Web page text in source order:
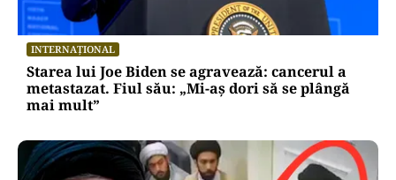
INTERNAȚIONAL
Starea lui Joe Biden se agravează: cancerul a
metastazat. Fiul său: „Mi-aș dori să se plângă
mai mult”